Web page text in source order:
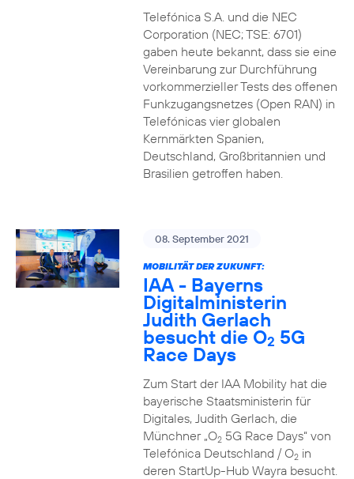
Telefónica S.A. und die NEC
Corporation (NEC; TSE: 6701)
gaben heute bekannt, dass sie eine
Vereinbarung zur Durchführung
vorkommerzieller Tests des offenen
Funkzugangsnetzes (Open RAN) in
Telefónicas vier globalen
Kernmärkten Spanien,
Deutschland, Großbritannien und
Brasilien getroffen haben.
08. September 2021
MOBILITÄT DER ZUKUNFT:
IAA - Bayerns
Digitalministerin
Judith Gerlach
besucht die O2 5G
Race Days
Zum Start der IAA Mobility hat die
bayerische Staatsministerin für
Digitales, Judith Gerlach, die
Münchner „O25G Race Days“ von
Telefónica Deutschland / O2in
deren StartUp-Hub Wayra besucht.